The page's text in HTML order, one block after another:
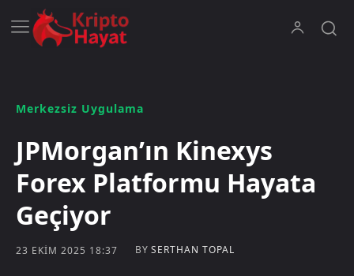
Merkezsiz Uygulama
JPMorgan’ın Kinexys
Forex Platformu Hayata
Geçiyor
23 EKIM 2025 18:37 BY SERTHAN TOPAL